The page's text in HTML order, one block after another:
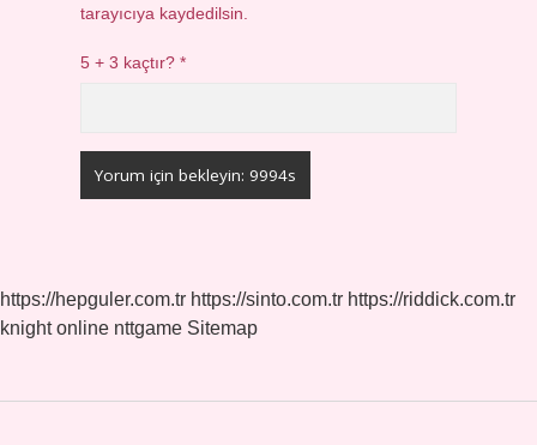
tarayıcıya kaydedilsin.
5 + 3 kaçtır?*
https://hepguler.com.tr https://sinto.com.tr https://riddick.com.tr
knight online nttgame Sitemap